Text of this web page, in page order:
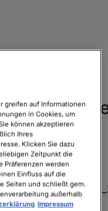
greifen auf Informationen
in Cookies, um
können akzeptieren
Ihres
Klicken Sie dazu
Zeitpunkt die
Präferenzen werden
Einfluss auf die
Seiten und schließt gem.
außerhalb
Impressum